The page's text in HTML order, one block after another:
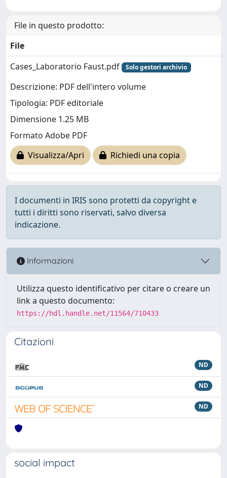
File in questo prodotto:
File
Cases_Laboratorio Faust.pdf
Solo gestori archivio
Descrizione: PDF dell'intero volume
Tipologia: PDF editoriale
Dimensione 1.25 MB
Formato Adobe PDF
Visualizza/Apri
Richiedi una copia
I documenti in IRIS sono protetti da copyright e
tutti i diritti sono riservati, salvo diversa
indicazione.
Informazioni
Utilizza questo identificativo per citare o creare un
link a questo documento:
https://hdl.handle.net/11564/710433
Citazioni
ND
ND
ND
social impact